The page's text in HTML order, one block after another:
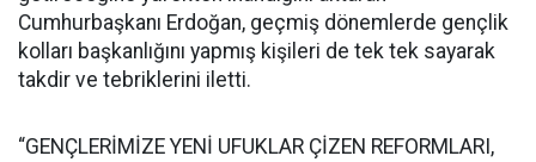
Cumhurbaşkanı Erdoğan, geçmiş dönemlerde gençlik
kolları başkanlığını yapmış kişileri de tek tek sayarak
takdir ve tebriklerini iletti.
“GENÇLERİMİZE YENİ UFUKLAR ÇİZEN REFORMLARI,